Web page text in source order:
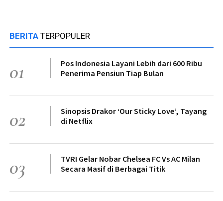
BERITA TERPOPULER
01
Pos Indonesia Layani Lebih dari 600 Ribu
Penerima Pensiun Tiap Bulan
02
Sinopsis Drakor ‘Our Sticky Love’, Tayang
di Netflix
03
TVRI Gelar Nobar Chelsea FC Vs AC Milan
Secara Masif di Berbagai Titik